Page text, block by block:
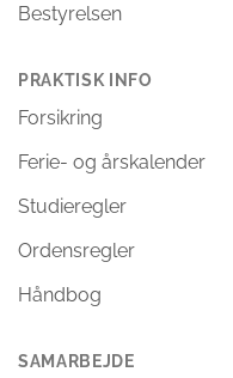
Bestyrelsen
PRAKTISK INFO
Forsikring
Ferie- og årskalender
Studieregler
Ordensregler
Håndbog
SAMARBEJDE